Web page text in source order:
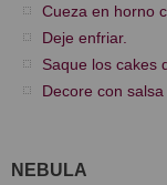
Cueza en horno
Deje enfriar.
Saque los cakes
Decore con
NEBULA